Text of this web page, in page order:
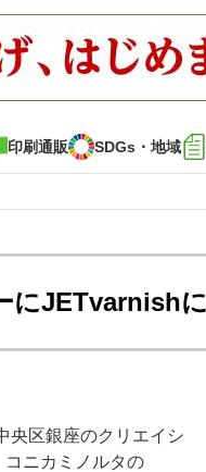
印刷通販 SDGs・地域
インタビュー コレ
通販 SDGs・地域 ポス
多彩な商材～ JAPAN
にJETvarnish
央区銀座のクリエイシ
コニカミノルタの